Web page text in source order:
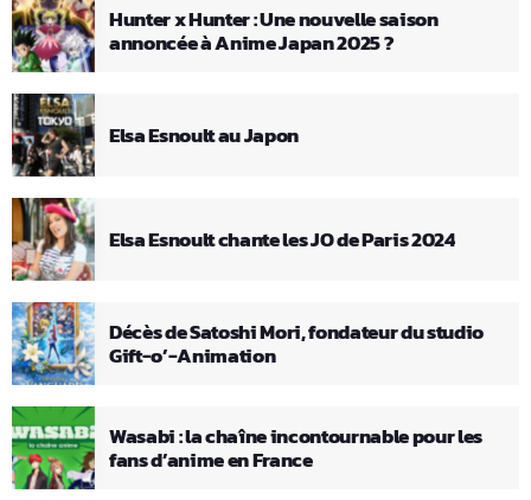
Hunter x Hunter : Une nouvelle saison
annoncée à Anime Japan 2025 ?
Elsa Esnoult au Japon
Elsa Esnoult chante les JO de Paris 2024
Décès de Satoshi Mori, fondateur du studio
Gift-o’-Animation
Wasabi : la chaîne incontournable pour les
fans d’anime en France